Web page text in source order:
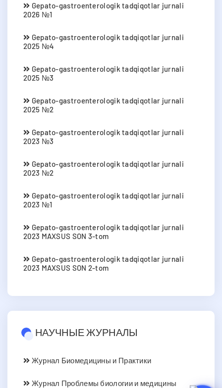
Gepato-gastroenterologik tadqiqotlar jurnali
2026 №1
Gepato-gastroenterologik tadqiqotlar jurnali
2025 №4
Gepato-gastroenterologik tadqiqotlar jurnali
2025 №3
Gepato-gastroenterologik tadqiqotlar jurnali
2025 №2
Gepato-gastroenterologik tadqiqotlar jurnali
2023 №3
Gepato-gastroenterologik tadqiqotlar jurnali
2023 №2
Gepato-gastroenterologik tadqiqotlar jurnali
2023 №1
Gepato-gastroenterologik tadqiqotlar jurnali
2023 MAXSUS SON 3-tom
Gepato-gastroenterologik tadqiqotlar jurnali
2023 MAXSUS SON 2-tom
НАУЧНЫЕ ЖУРНАЛЫ
Журнал Биомедицины и Практики
Журнал Проблемы биологии и медицины